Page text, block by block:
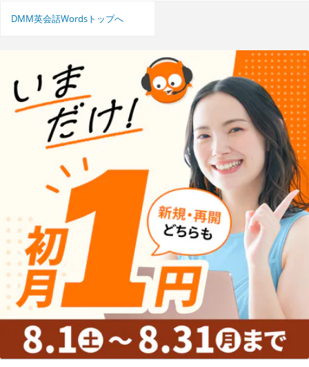
DMM英会話Wordsトップへ